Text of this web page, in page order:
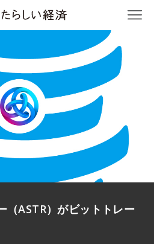
（ASTR）がビットトレー